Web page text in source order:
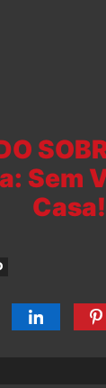
Sem
Casa!